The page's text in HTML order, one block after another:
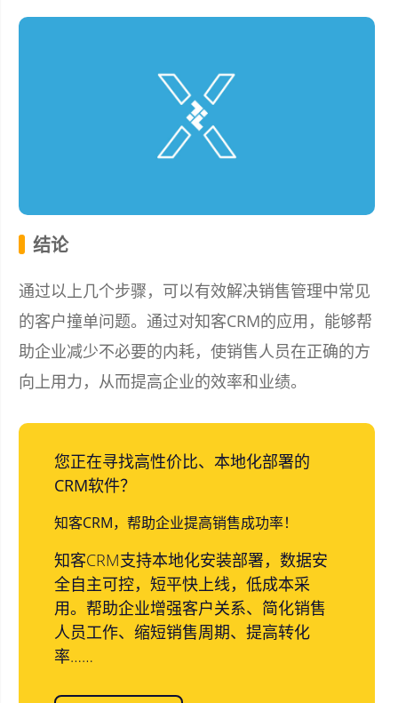
结论
通过以上几个步骤，可以有效解决销售管理中常见
的客户撞单问题。通过对知客CRM的应用，能够帮
助企业减少不必要的内耗，使销售人员在正确的方
向上用力，从而提高企业的效率和业绩。
您正在寻找高性价比、本地化部署的
CRM软件？
知客CRM，帮助企业提高销售成功率！
知客CRM支持本地化安装部署，数据安
全自主可控，短平快上线，低成本采
用。帮助企业增强客户关系、简化销售
人员工作、缩短销售周期、提高转化
率……